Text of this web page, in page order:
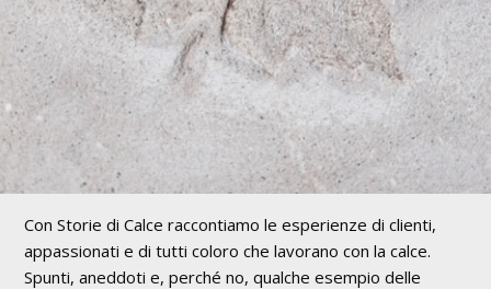
Con Storie di Calce raccontiamo le esperienze di clienti,
appassionati e di tutti coloro che lavorano con la calce.
Spunti, aneddoti e, perché no, qualche esempio delle